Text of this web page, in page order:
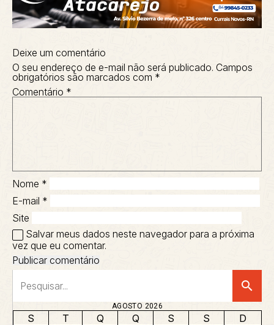
Deixe um comentário
O seu endereço de e-mail não será publicado. Campos
obrigatórios são marcados com *
Comentário *
Nome *
E-mail *
Site
Salvar meus dados neste navegador para a próxima
vez que eu comentar.
search
AGOSTO 2026
S T Q Q S S
D